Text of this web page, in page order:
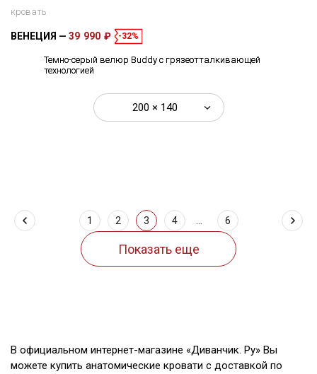
кровать
ВЕНЕЦИЯ 39 990 ₽ -32%
Темно-серый велюр Buddy с грязеотталкивающей
технологией
200 × 140
1 2 3 4 6
В официальном интернет-магазине «Диванчик. Ру» Вы
можете купить анатомические кровати с доставкой по